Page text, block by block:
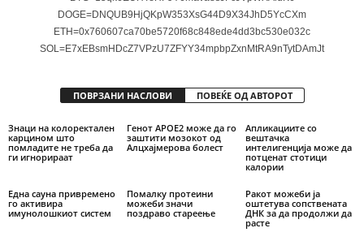
DOGE=DNQUB9HjQKpW353XsG44D9X34JhD5YcCXm
ETH=0x760607ca70be5720f68c848ede4dd3bc530e032c
SOL=E7xEBsmHDcZ7VPzU7ZFYY34mpbpZxnMtRA9nTytDAmJt
ПОВРЗАНИ НАСЛОВИ ПОВЕЌЕ ОД АВТОРОТ
Знаци на колоректален
карцином што
помладите не треба да
ги игнорираат
Генот APOE2 може да го
заштити мозокот од
Алцхајмерова болест
Апликациите со
вештачка
интелигенција може да
потценат стотици
калории
Една сауна привремено
го активира
имунолошкиот систем
Помалку протеини
можеби значи
поздраво стареење
Ракот можеби ја
оштетува сопствената
ДНК за да продолжи да
расте